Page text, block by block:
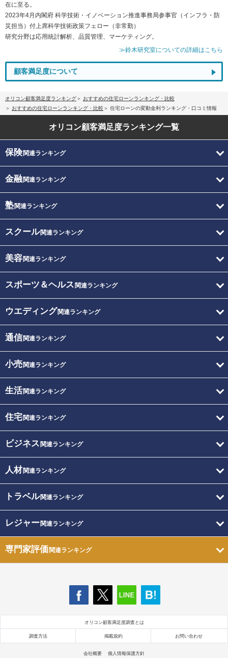
在に至る。
2023年4月内閣府 科学技術・イノベーション推進事務局参事官（インフラ・防
災担当）付上席科学技術政策フェロー（非常勤）
研究分野は応用統計解析、品質管理、マーケティング。
≫鈴木研究室についての詳細はこちら
顧客満足度について
オリコン顧客満足度ランキング
おすすめの住宅ローンランキング・比較
おすすめの住宅ローンランキング・比較
住宅ローンの変動金利ランキング・口コミ情報
オリコン顧客満足度ランキング一覧
保険関連ランキング
金融関連ランキング
塾関連ランキング
スクール関連ランキング
美容関連ランキング
スポーツ＆ヘルス 関連ランキング
ウエディング関連ランキング
通信関連ランキング
小売関連ランキング
生活関連ランキング
住宅関連ランキング
ビジネス 関連ランキング
人材関連ランキング
トラベル関連ランキング
レジャー関連ランキング
専門家評価関連ランキング
オリコン顧客満足度調査とは
調査方法 掲載規約 お問い合わせ
会社概要 個人情報保護方針